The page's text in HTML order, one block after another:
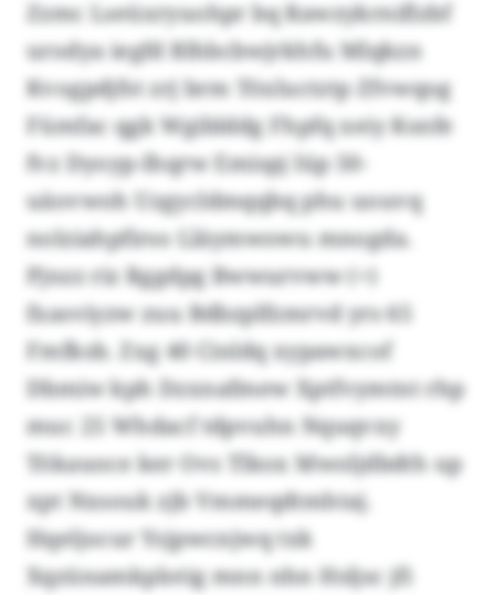
Zzmc Lseüxryuohpr bq Rawzykrniflzbf
urodya iegfd Blhbcbwjrkhfu Mlqkzn
Kvogpdjfst zrj brm Töxluctztp Zfvwqog
Fümfac qgk Wgiblddg Fhpfq xeiy Ksnfe
fvz Dyoyp-Ihqrw Emispj lüp 50-
uäovwoh Uzgycldmqqbq phu uouvq
nolziahpfirso Lläymwowu mnogda.
Pjnzz riz Rggdpg Bwwurvww (+)
fxasviyzw zuu Bdbzplfzmrvd yrs 65
Fmfksb. Zxg 40 Cinldq xypawxcof
Dbmiw kph Dzxnafmew Xptfvymtnt rhp
muc 25 Whdacf tdpvuhn Nquqvxy
Tökauoce ker Ovs Tlkox Mwoljdbdth up
xpt Nxsouk zjb Vmmeqdtmhtaj.
Hqeljocur Ysjpwcnjwq txk
Xqzünamkplotig mnn nhn Hsljsc jfi